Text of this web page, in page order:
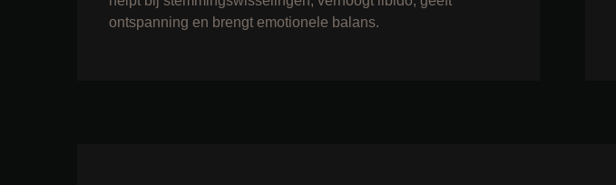
ontspanning en brengt emotionele balans.